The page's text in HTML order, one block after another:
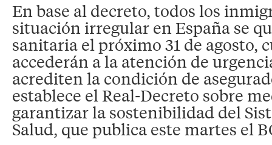
En base al decreto, todos los
situación irregular en España se
sanitaria el próximo 31 de agosto,
accederán a la atención de
acrediten la condición de
establece el Real-Decreto sobre
garantizar la sostenibilidad del
Salud, que publica este martes el